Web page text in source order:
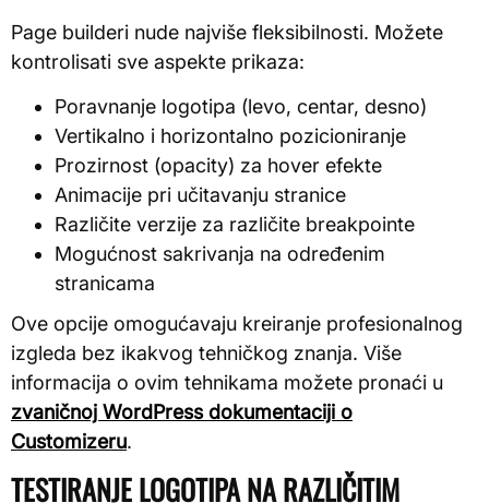
Page builderi nude najviše fleksibilnosti. Možete
kontrolisati sve aspekte prikaza:
Poravnanje logotipa (levo, centar, desno)
Vertikalno i horizontalno pozicioniranje
Prozirnost (opacity) za hover efekte
Animacije pri učitavanju stranice
Različite verzije za različite breakpointe
Mogućnost sakrivanja na određenim
stranicama
Ove opcije omogućavaju kreiranje profesionalnog
izgleda bez ikakvog tehničkog znanja. Više
informacija o ovim tehnikama možete pronaći u
zvaničnoj WordPress dokumentaciji o
Customizeru.
TESTIRANJE LOGOTIPA NA RAZLIČITIM